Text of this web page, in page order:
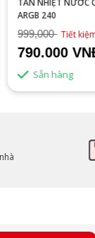
TẢN NHIỆT NƯỚC
ARGB 240
999,000 Tiết
790.000
Sẵn hàng